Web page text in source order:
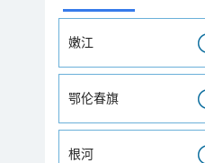
嫩江
鄂伦春旗
根河